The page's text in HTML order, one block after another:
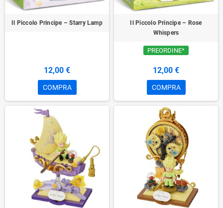
Il Piccolo Principe – Starry Lamp
12,00 €
COMPRA
Il Piccolo Principe – Rose
Whispers
PREORDINE*
12,00 €
COMPRA